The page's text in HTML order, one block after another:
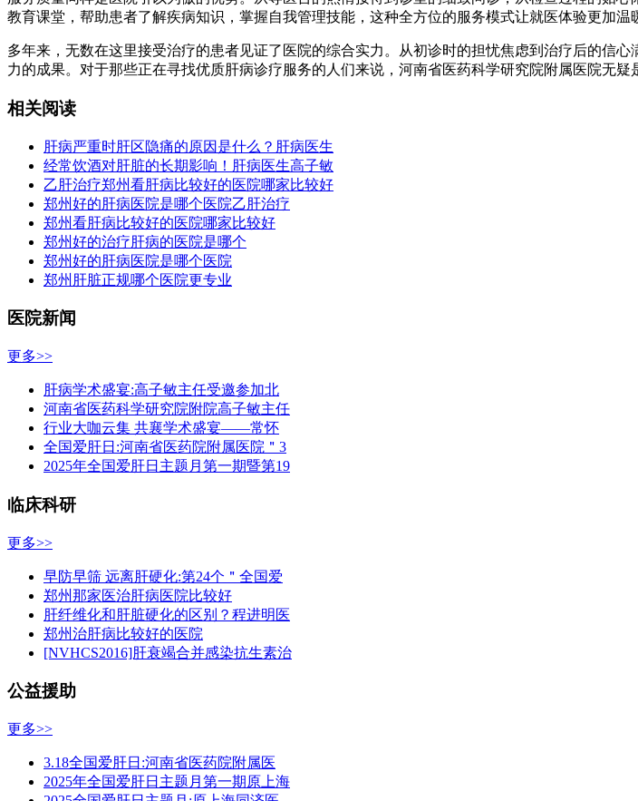
教育课堂，帮助患者了解疾病知识，掌握自我管理技能，这种全方位的服务模式让就医体验更加温
多年来，无数在这里接受治疗的患者见证了医院的综合实力。从初诊时的担忧焦虑到治疗后的信
力的成果。对于那些正在寻找优质肝病诊疗服务的人们来说，河南省医药科学研究院附属医院无
相关阅读
肝病严重时肝区隐痛的原因是什么？肝病医生
经常饮酒对肝脏的长期影响！肝病医生高子敏
乙肝治疗郑州看肝病比较好的医院哪家比较好
郑州好的肝病医院是哪个医院乙肝治疗
郑州看肝病比较好的医院哪家比较好
郑州好的治疗肝病的医院是哪个
郑州好的肝病医院是哪个医院
郑州肝脏正规哪个医院更专业
医院新闻
更多>>
肝病学术盛宴:高子敏主任受邀参加北
河南省医药科学研究院附院高子敏主任
行业大咖云集 共襄学术盛宴——常怀
全国爱肝日:河南省医药院附属医院＂3
2025年全国爱肝日主题月第一期暨第19
临床科研
更多>>
早防早筛 远离肝硬化:第24个＂全国爱
郑州那家医治肝病医院比较好
肝纤维化和肝脏硬化的区别？程进明医
郑州治肝病比较好的医院
[NVHCS2016]肝衰竭合并感染抗生素治
公益援助
更多>>
3.18全国爱肝日:河南省医药院附属医
2025年全国爱肝日主题月第一期原上海